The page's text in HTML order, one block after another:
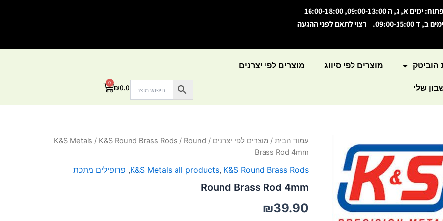
פתוח: ימים א, ג, ה 09:00-13:00, 16:00-18:00
ימים ב, ד 09:00-15:00. רצוי לתאם לפני ההגעה
הוביטק מוצרים לפי סיווג מוצרים לפי יצרנים
שלי ₪0.00
0
עגלת
עמוד הבית / מוצרים לפי יצרנים /
K&S Metals / K&S Round Brass Rods / Round
Brass Rod 4mm
K&S Metals all products, K&S Round Brass Rods
, פרופילים מתכת
Round Brass Rod 4mm
₪39.90